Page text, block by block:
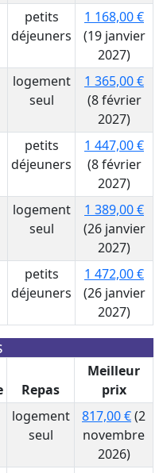
petits
déjeuners
1 168,00 €
(19 janvier
2027)
logement
seul
1 365,00 €
(8 février
2027)
petits
déjeuners
1 447,00 €
(8 février
2027)
logement
seul
1 389,00 €
(26 janvier
2027)
petits
déjeuners
1 472,00 €
(26 janvier
2027)
Repas
Meilleur
prix
logement
seul
817,00 €(2
novembre
2026)